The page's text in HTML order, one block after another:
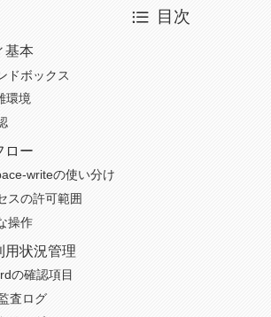
目次
基本
ドボックス
環境
ロー
writeの使い分け
スの許可範囲
操作
用状況管理
の確認項目
査ログ